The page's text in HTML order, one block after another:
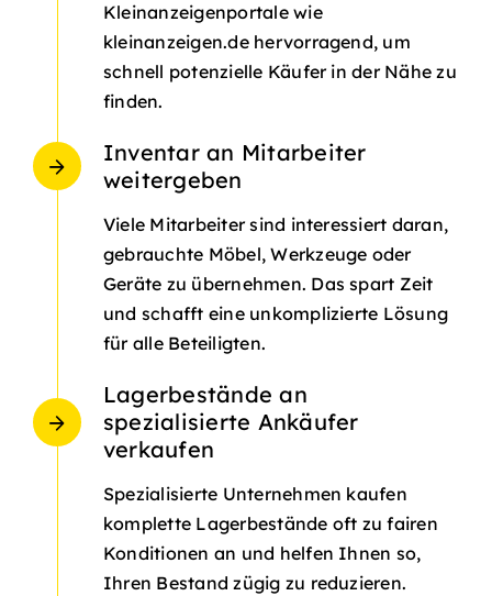
Kleinanzeigenportale wie
kleinanzeigen.de hervorragend, um
schnell potenzielle Käufer in der Nähe zu
finden.
Inventar an Mitarbeiter
weitergeben
Viele Mitarbeiter sind interessiert daran,
gebrauchte Möbel, Werkzeuge oder
Geräte zu übernehmen. Das spart Zeit
und schafft eine unkomplizierte Lösung
für alle Beteiligten.
Lagerbestände an
spezialisierte Ankäufer
verkaufen
Spezialisierte Unternehmen kaufen
komplette Lagerbestände oft zu fairen
Konditionen an und helfen Ihnen so,
Ihren Bestand zügig zu reduzieren.